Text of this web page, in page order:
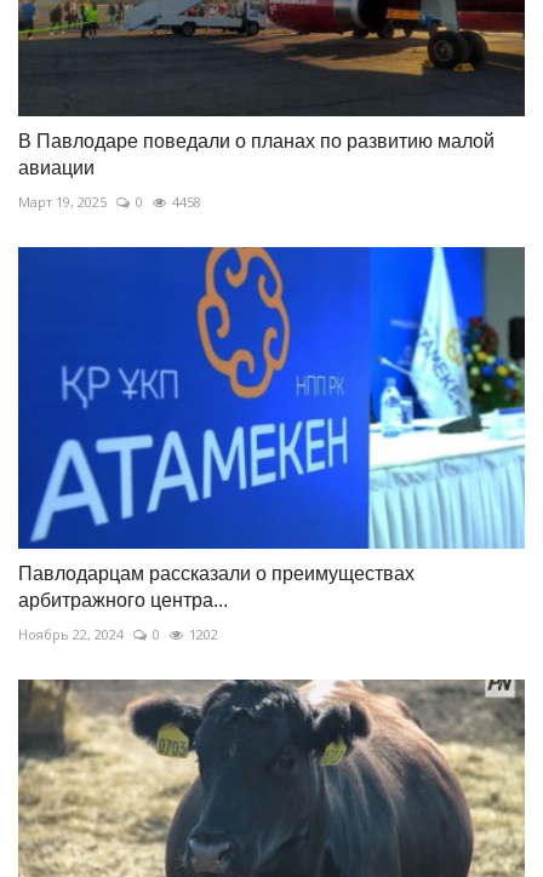
В Павлодаре поведали о планах по развитию малой
авиации
Март 19, 2025 0 4458
Павлодарцам рассказали о преимуществах
арбитражного центра...
Ноябрь 22, 2024 0 1202